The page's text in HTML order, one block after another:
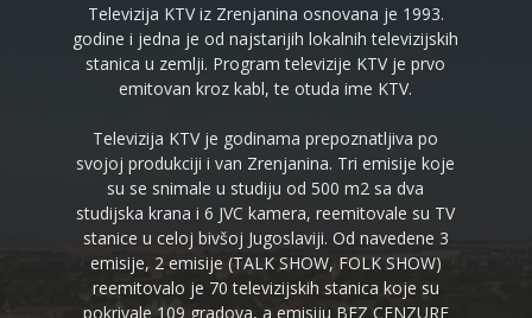
Televizija KTV iz Zrenjanina osnovana je 1993.
godine i jedna je od najstarijih lokalnih televizijskih
stanica u zemlji. Program televizije KTV je prvo
emitovan kroz kabl, te otuda ime KTV.
Televizija KTV je godinama prepoznatljiva po
svojoj produkciji i van Zrenjanina. Tri emisije koje
su se snimale u studiju od 500 m2 sa dva
studijska krana i 6 JVC kamera, reemitovale su TV
stanice u celoj bivšoj Jugoslaviji. Od navedene 3
emisije, 2 emisije (TALK SHOW, FOLK SHOW)
reemitovalo je 70 televizijskih stanica koje su
pokrivale 109 gradova, a emisiju BEZ CENZURE